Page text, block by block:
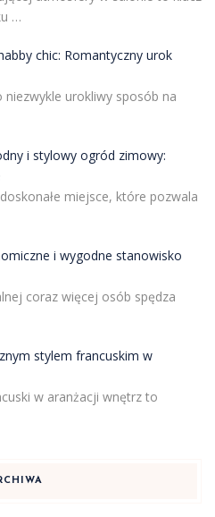
…
chic: Romantyczny urok
niezwykle urokliwy sposób na
i stylowy ogród zimowy:
miejsce, które pozwala
i wygodne stanowisko
coraz więcej osób spędza
stylem francuskim w
w aranżacji wnętrz to